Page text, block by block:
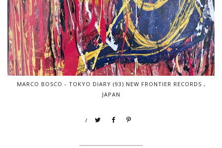
MARCO BOSCO - TOKYO DIARY (93) NEW FRONTIER RECORDS ,
JAPAN
/